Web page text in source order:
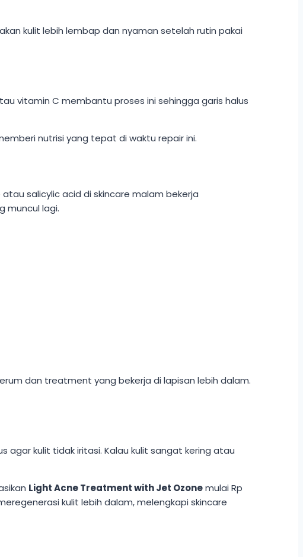
kulit lebih lembap dan nyaman setelah rutin pakai
vitamin C membantu proses ini sehingga garis halus
nutrisi yang tepat di waktu repair ini.
salicylic acid di skincare malam bekerja
muncul lagi.
dan treatment yang bekerja di lapisan lebih dalam.
agar kulit tidak iritasi. Kalau kulit sangat kering atau
Light Acne Treatment with Jet Ozonemulai Rp
kulit lebih dalam, melengkapi skincare